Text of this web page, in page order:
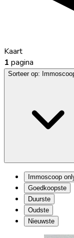
Kaart
1 pagina
Sorteer op:
Immoscoop
Goedkoopste
Duurste
Oudste
Nieuwste